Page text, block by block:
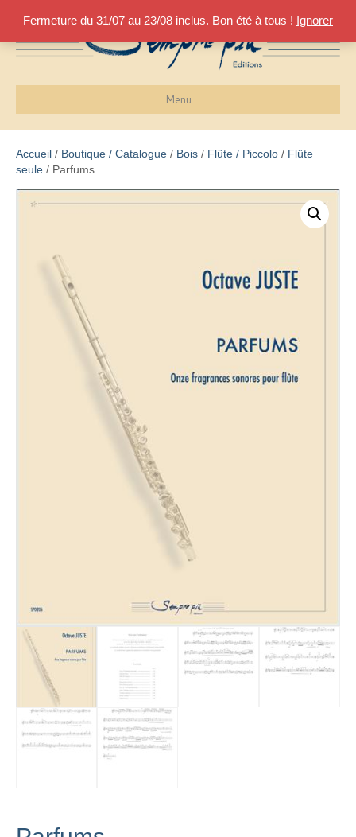
Fermeture du 31/07 au 23/08 inclus. Bon été à tous ! Ignorer
Menu
Accueil / Boutique / Catalogue / Bois / Flûte / Piccolo / Flûte
seule / Parfums